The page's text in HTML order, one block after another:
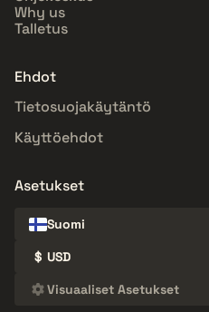
Why us
Talletus
Ehdot
Tietosuojakäytäntö
Käyttöehdot
Asetukset
Suomi
$ USD
Visuaaliset Asetukset